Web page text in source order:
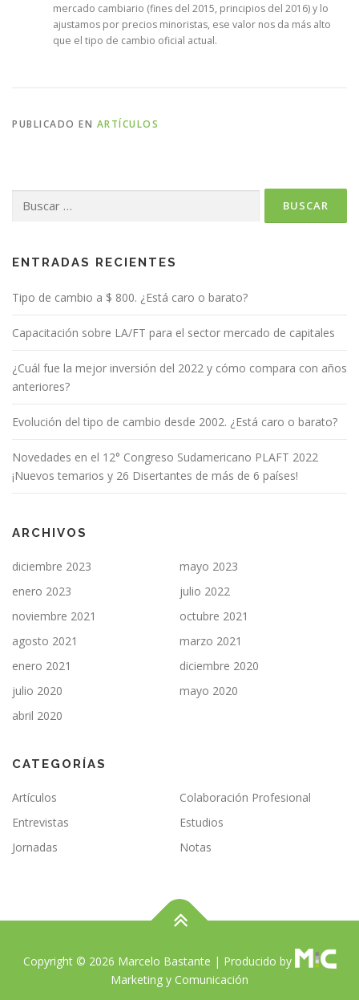
mercado cambiario (fines del 2015, principios del 2016) y lo
ajustamos por precios minoristas, ese valor nos da más alto
que el tipo de cambio oficial actual.
PUBLICADO EN ARTÍCULOS
ENTRADAS RECIENTES
Tipo de cambio a $ 800. ¿Está caro o barato?
Capacitación sobre LA/FT para el sector mercado de capitales
¿Cuál fue la mejor inversión del 2022 y cómo compara con años
anteriores?
Evolución del tipo de cambio desde 2002. ¿Está caro o barato?
Novedades en el 12° Congreso Sudamericano PLAFT 2022
¡Nuevos temarios y 26 Disertantes de más de 6 países!
ARCHIVOS
diciembre 2023
mayo 2023
enero 2023
julio 2022
noviembre 2021
octubre 2021
agosto 2021
marzo 2021
enero 2021
diciembre 2020
julio 2020
mayo 2020
abril 2020
CATEGORÍAS
Artículos
Colaboración Profesional
Entrevistas
Estudios
Jornadas
Notas
Copyright © 2026 Marcelo Bastante | Producido by
Marketing y Comunicación